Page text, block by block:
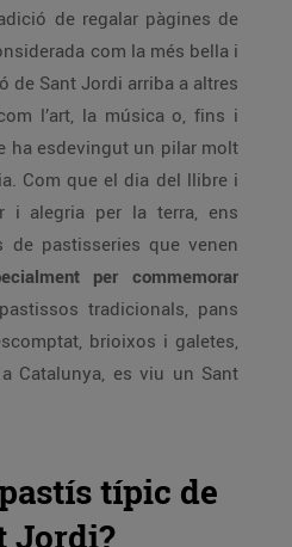
de regalar pàgines de
com la més bella i
de Sant Jordi arriba a altres
l’art, la música o, fins i
ha esdevingut un pilar molt
Com que el dia del llibre i
i alegria per la terra, ens
de pastisseries que venen
per commemorar
tradicionals, pans
brioixos i galetes,
Catalunya, es viu un Sant
típic de
Jordi?